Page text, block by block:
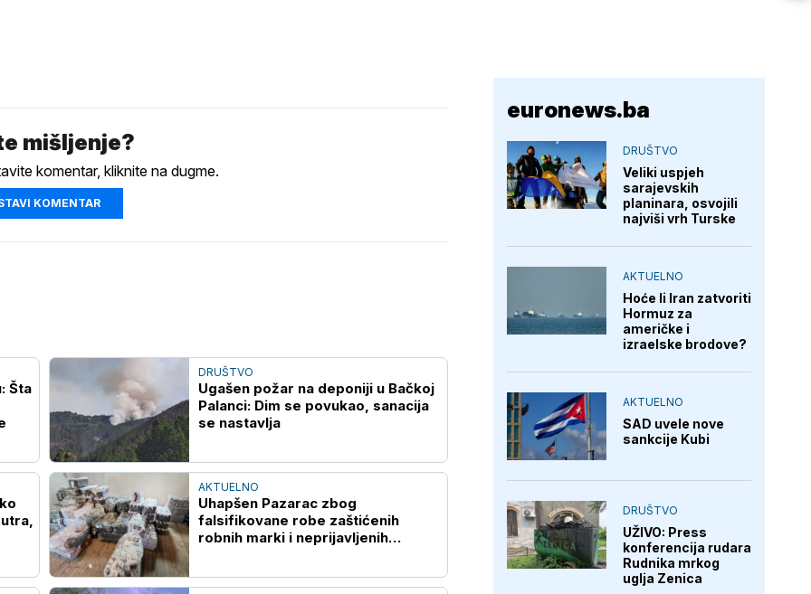
mišljenje?
komentar, kliknite na dugme.
KOMENTAR
Šta
DRUŠTVO
Ugašen požar na deponiji u Bačkoj
Palanci: Dim se povukao, sanacija
se nastavlja
AKTUELNO
Uhapšen Pazarac zbog
falsifikovane robe zaštićenih
robnih marki i neprijavljenih
euronews.ba
DRUŠTVO
Veliki uspjeh
sarajevskih
planinara, osvojili
najviši vrh Turske
AKTUELNO
Hoće li Iran zatvoriti
Hormuz za
američke i
izraelske brodove?
AKTUELNO
SAD uvele nove
sankcije Kubi
DRUŠTVO
UŽIVO: Press
konferencija rudara
Rudnika mrkog
uglja Zenica